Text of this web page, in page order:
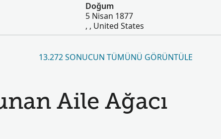
Doğum
5 Nisan 1877
, , United States
13.272 SONUCUN TÜMÜNÜ GÖRÜNTÜLE
Aile Ağacı